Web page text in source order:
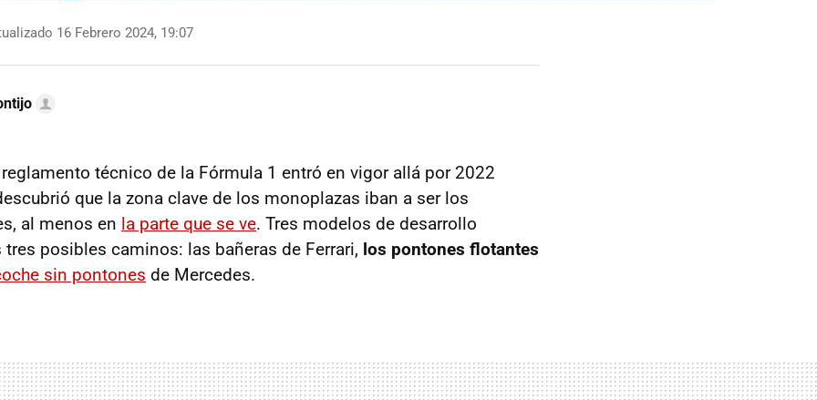
16 Febrero 2024, 19:07
técnico de la Fórmula 1 entró en vigor allá por 2022
que la zona clave de los monoplazas iban a ser los
al menos en la parte que se ve. Tres modelos de desarrollo
posibles caminos: las bañeras de Ferrari, los pontones flotantes
sin pontones de Mercedes.